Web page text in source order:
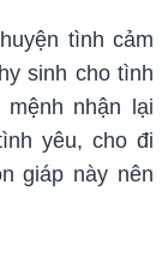
tình cảm
sinh cho tình
nhận lại
yêu, cho đi
giáp này nên